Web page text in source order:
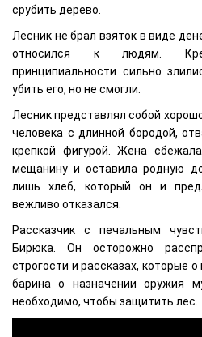
срубить дерево.
Лесник не брал взяток в виде
относился к людям.
принципиальности сильно
убить его, но не смогли.
Лесник представлял собой
человека с длинной бородой,
крепкой фигурой. Жена
мещанину и оставила родную
лишь хлеб, который он и
вежливо отказался.
Рассказчик с печальным
Бирюка. Он осторожно
строгости и рассказах, которые
барина о назначении оружия
необходимо, чтобы защитить лес.